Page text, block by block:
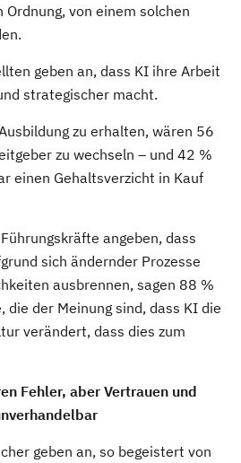
Ordnung, von einem solchen
geben an, dass KI ihre Arbeit
strategischer macht.
zu erhalten, wären 56
zu wechseln – und 42 %
einen Gehaltsverzicht in Kauf
angeben, dass
sich ändernder Prozesse
ausbrennen, sagen 88 %
die der Meinung sind, dass KI die
verändert, dass dies zum
Fehler, aber Vertrauen und
geben an, so begeistert von